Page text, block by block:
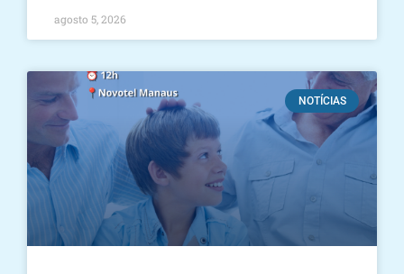
agosto 5, 2026
NOTÍCIAS